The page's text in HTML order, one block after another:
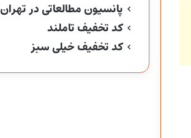
پانسیون مطالعاتی در تهران
کد تخفیف تاملند
کد تخفیف خیلی سبز